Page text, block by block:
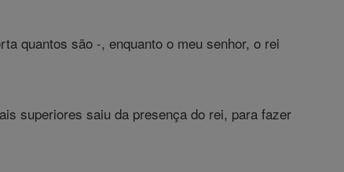
quantos são -, enquanto o meu senhor, o rei
superiores saiu da presença do rei, para fazer